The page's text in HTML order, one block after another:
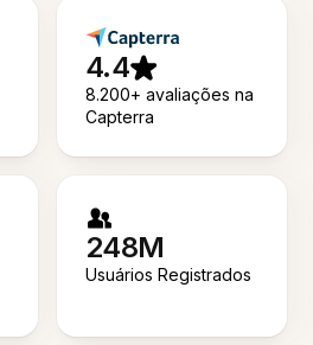
4.4
8.200+ avaliações na
Capterra
248M
Usuários Registrados